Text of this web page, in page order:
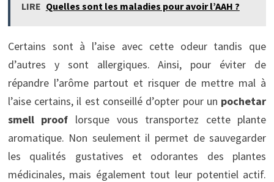
LIRE Quelles sont les maladies pour avoir l’AAH ?
Certains sont à l’aise avec cette odeur tandis que
d’autres y sont allergiques. Ainsi, pour éviter de
répandre l’arôme partout et risquer de mettre mal à
l’aise certains, il est conseillé d’opter pour un pochetar
smell proof lorsque vous transportez cette plante
aromatique. Non seulement il permet de sauvegarder
les qualités gustatives et odorantes des plantes
médicinales, mais également tout leur potentiel actif.